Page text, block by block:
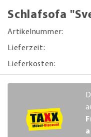
Schlafsofa
Artikelnummer:
Lieferzeit:
Lieferkosten: